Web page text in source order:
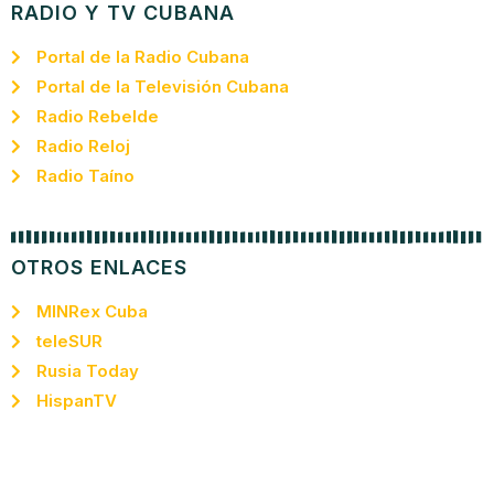
RADIO Y TV CUBANA
Portal de la Radio Cubana
Portal de la Televisión Cubana
Radio Rebelde
Radio Reloj
Radio Taíno
OTROS ENLACES
MINRex Cuba
teleSUR
Rusia Today
HispanTV